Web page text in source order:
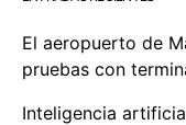
El aeropuerto de
pruebas con
Inteligencia